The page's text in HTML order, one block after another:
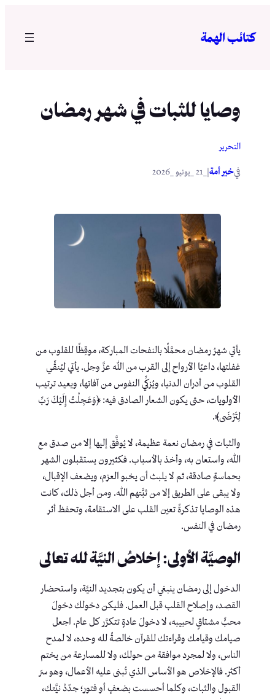
المحتوى
كتائب الهمة
وصايا للثبات في شهر رمضان
التحرير
فيخير أمة
يأتي شهرُ رمضان محمَّلًا بالنفحات المباركة، موقِظًا للقلوب من
غفلتها، داعيًا الأرواح إلى القرب من الله عزَّ وجل. يأتي ليُنقِّي
القلوب من أدران الدنيا، ويُزكِّي النفوس من آفاتها، ويعيد ترتيب
الأولويات، حتى يكون الشعار الصادق فيه: ﴿وَعَجِلْتُ إِلَيْكَ رَبِّ
لِتَرْضَى﴾.
والثبات في رمضان نعمة عظيمة، لا يُوفَّق إليها إلا من صدق مع
الله، واستعان به، وأخذ بالأسباب. فكثيرون يستقبلون الشهر
بحماسةٍ صادقة، ثم لا يلبث أن يخبو العزم، ويضعف الإقبال،
ولا يبقى على الطريق إلا من ثبَّتهم الله. ومن أجل ذلك، كانت
هذه الوصايا تذكرةً تعين القلب على الاستقامة، وتحفظ أثر
رمضان في النفس.
الوصيَّة الأولى: إخلاصُ النيَّة لله تعالى
الدخول إلى رمضان ينبغي أن يكون بتجديد النيَّة، واستحضار
القصد، وإصلاح القلب قبل العمل. فليكن دخولك دخولَ
محبٍّ مشتاقٍ لحبيبه، لا دخولَ عادةٍ تتكرَّر كل عام. اجعل
صيامك وقيامك وقراءتك للقرآن خالصةً لله وحده، لا لمدح
الناس، ولا لمجرد موافقة من حولك، ولا للمسارعة من يختم
أكثر. فالإخلاص هو الأساس الذي تُبنى عليه الأعمال، وهو سرّ
القبول والثبات، وكلما أحسست بضعفٍ أو فتور؛ جدّدْ نيَّتك،